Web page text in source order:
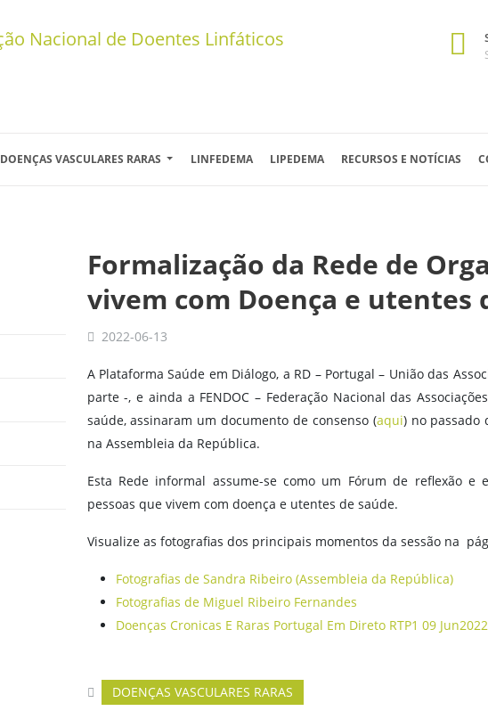
DOENÇAS VASCULARES RARAS LINFEDEMA LIPEDEMA RECURSOS E NOTÍCIAS
Formalização da Rede de
vivem com Doença e utentes
2022-06-13
A Plataforma Saúde em Diálogo, a RD – Portugal – União das
parte -, e ainda a FENDOC – Federação Nacional das
saúde, assinaram um documento de consenso (aqui) no passado
na Assembleia da República.
Esta Rede informal assume-se como um Fórum de reflexão
pessoas que vivem com doença e utentes de saúde.
Visualize as fotografias dos principais momentos da sessão na
Fotografias de Sandra Ribeiro (Assembleia da República)
Fotografias de Miguel Ribeiro Fernandes
Doenças Cronicas E Raras Portugal Em Direto RTP1 09 Jun2022
DOENÇAS VASCULARES RARAS